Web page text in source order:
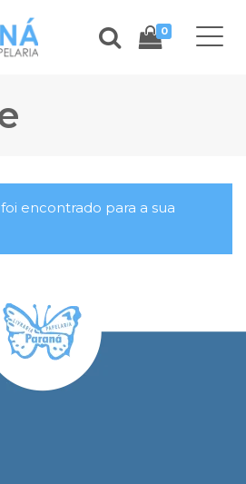
0
encontrado para a sua